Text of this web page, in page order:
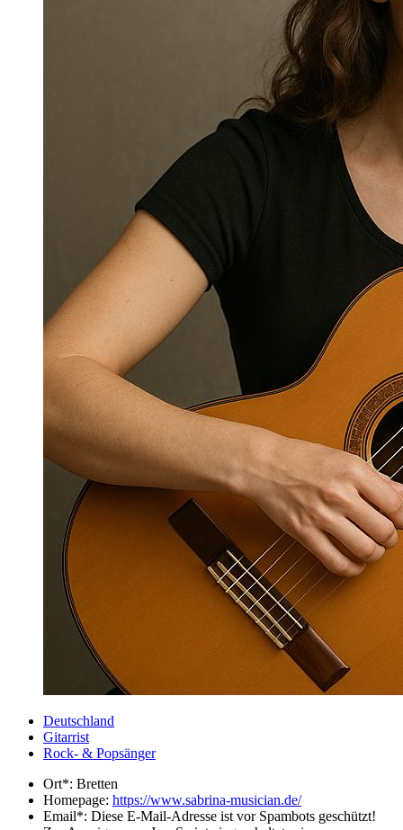
Deutschland
Gitarrist
Rock- & Popsänger
Ort*: Bretten
Homepage: https://www.sabrina-musician.de/
Email*: Diese E-Mail-Adresse ist vor Spambots geschützt!